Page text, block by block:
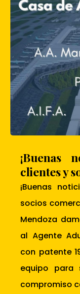
¡Buenas
clientes y
¡Buenas
socios
Mendoza
al Agente
con patente
equipo para
compromiso